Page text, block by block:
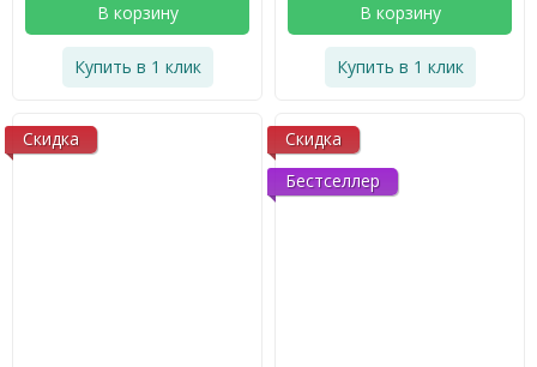
В корзину
Купить в 1 клик
В корзину
Купить в 1 клик
Скидка
Скидка
Бестселлер